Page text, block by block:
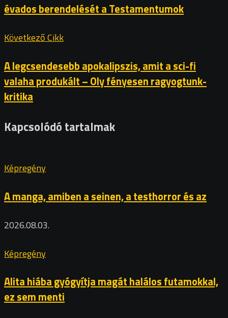
évados berendelését a Testamentumok
Következő Cikk
A legcsendesebb apokalipszis, amit a sci-fi
valaha produkált – Oly fényesen ragyogtunk-
kritika
Kapcsolódó tartalmak
Képregény
A manga, amiben a seinen, a testhorror és az
2026.08.03.
Képregény
Alita hiába gyógyítja magát halálos futamokkal,
ez sem menti